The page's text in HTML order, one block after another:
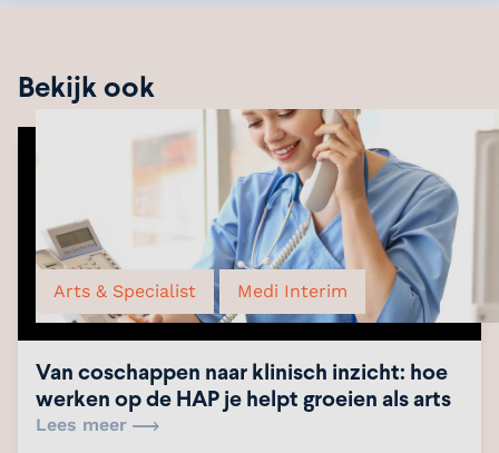
Bekijk ook
Arts & Specialist Medi Interim
Van coschappen naar klinisch inzicht: hoe
werken op de HAP je helpt groeien als arts
Lees meer